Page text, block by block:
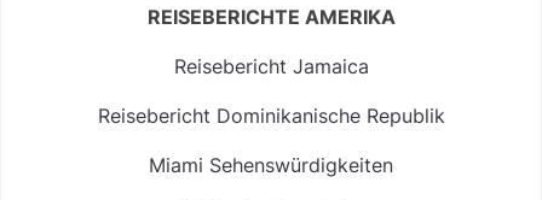
REISEBERICHTE AMERIKA
Reisebericht Jamaica
Reisebericht Dominikanische Republik
Miami Sehenswürdigkeiten